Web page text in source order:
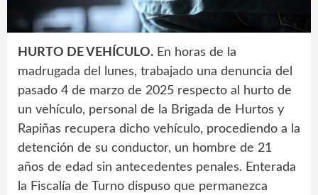
HURTO DE VEHÍCULO. En horas de la
madrugada del lunes, trabajado una denuncia del
pasado 4 de marzo de 2025 respecto al hurto de
un vehículo, personal de la Brigada de Hurtos y
Rapiñas recupera dicho vehículo, procediendo a la
detención de su conductor, un hombre de 21
años de edad sin antecedentes penales. Enterada
la Fiscalía de Turno dispuso que permanezca